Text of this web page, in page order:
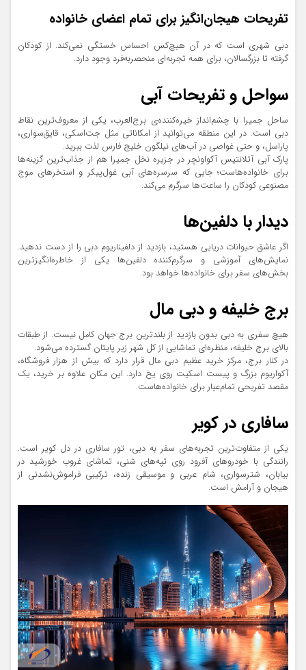
تفریحات هیجان‌انگیز برای تمام اعضای خانواده
دبی شهری است که در آن هیچ‌کس احساس خستگی نمی‌کند. از کودکان
گرفته تا بزرگسالان، برای همه تجربه‌ای منحصربه‌فرد وجود دارد.
سواحل و تفریحات آبی
ساحل جمیرا با چشم‌انداز خیره‌کننده‌ی برج‌العرب، یکی از معروف‌ترین نقاط
دبی است. در این منطقه می‌توانید از امکاناتی مثل جت‌اسکی، قایق‌سواری،
پاراسل، و حتی غواصی در آب‌های نیلگون خلیج فارس لذت ببرید.
پارک آبی آتلانتیس آکواونچر در جزیره نخل جمیرا هم از جذاب‌ترین گزینه‌ها
برای خانواده‌هاست؛ جایی که سرسره‌های آبی غول‌پیکر و استخرهای موج
مصنوعی کودکان را ساعت‌ها سرگرم می‌کند.
دیدار با دلفین‌ها
اگر عاشق حیوانات دریایی هستید، بازدید از دلفیناریوم دبی را از دست ندهید.
نمایش‌های آموزشی و سرگرم‌کننده دلفین‌ها یکی از خاطره‌انگیزترین
بخش‌های سفر برای خانواده‌ها خواهد بود.
برج خلیفه و دبی مال
هیچ سفری به دبی بدون بازدید از بلندترین برج جهان کامل نیست. از طبقات
بالای برج خلیفه، منظره‌ای تماشایی از کل شهر زیر پایتان گسترده می‌شود.
در کنار برج، مرکز خرید عظیم دبی مال قرار دارد که بیش از هزار فروشگاه،
آکواریوم بزرگ و پیست اسکیت روی یخ دارد. این مکان علاوه بر خرید، یک
مقصد تفریحی تمام‌عیار برای خانواده‌هاست.
سافاری در کویر
یکی از متفاوت‌ترین تجربه‌های سفر به دبی، تور سافاری در دل کویر است.
رانندگی با خودروهای آفرود روی تپه‌های شنی، تماشای غروب خورشید در
بیابان، شترسواری، شام عربی و موسیقی زنده، ترکیبی فراموش‌نشدنی از
هیجان و آرامش است.